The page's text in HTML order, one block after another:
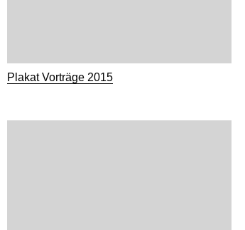
Plakat Vorträge 2015